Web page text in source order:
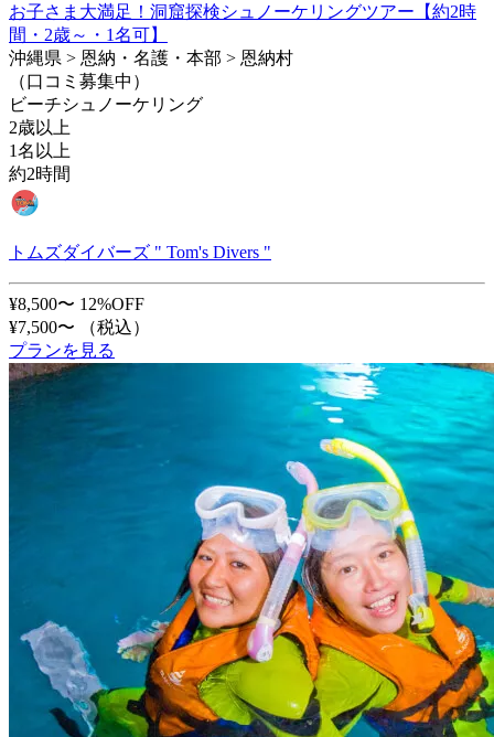
お子さま大満足！洞窟探検シュノーケリングツアー【約2時
間・2歳～・1名可】
沖縄県 > 恩納・名護・本部 > 恩納村
（口コミ募集中）
ビーチシュノーケリング
2歳以上
1名以上
約2時間
トムズダイバーズ " Tom's Divers "
¥8,500〜 12%OFF
¥7,500〜
（税込）
プランを見る